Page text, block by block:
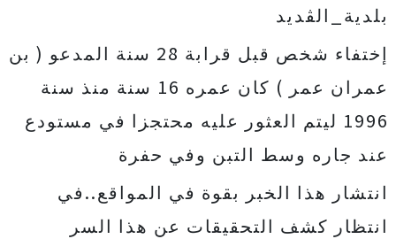
بلدية_الڨديد
إختفاء شخص قبل قرابة 28 سنة المدعو ( بن
عمران عمر ) كان عمره 16 سنة منذ سنة
1996 ليتم العثور عليه محتجزا في مستودع
عند جاره وسط التبن وفي حفرة
انتشار هذا الخبر بقوة في المواقع..في
انتظار كشف التحقيقات عن هذا السر